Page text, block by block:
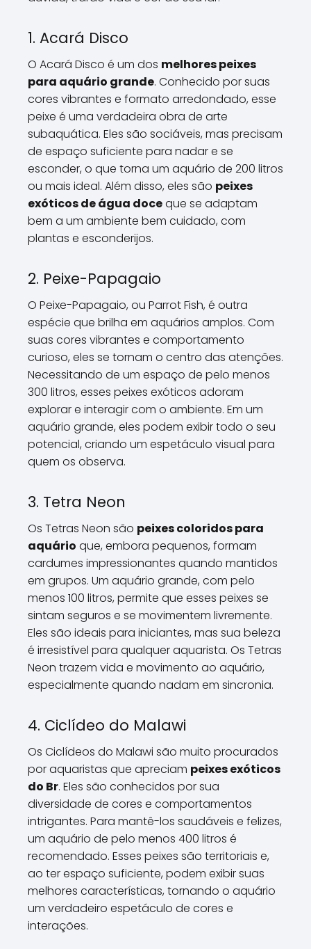
1. Acará Disco
O Acará Disco é um dos melhores peixes
para aquário grande. Conhecido por suas
cores vibrantes e formato arredondado, esse
peixe é uma verdadeira obra de arte
subaquática. Eles são sociáveis, mas precisam
de espaço suficiente para nadar e se
esconder, o que torna um aquário de 200 litros
ou mais ideal. Além disso, eles são peixes
exóticos de água doceque se adaptam
bem a um ambiente bem cuidado, com
plantas e esconderijos.
2. Peixe-Papagaio
O Peixe-Papagaio, ou Parrot Fish, é outra
espécie que brilha em aquários amplos. Com
suas cores vibrantes e comportamento
curioso, eles se tornam o centro das atenções.
Necessitando de um espaço de pelo menos
300 litros, esses peixes exóticos adoram
explorar e interagir com o ambiente. Em um
aquário grande, eles podem exibir todo o seu
potencial, criando um espetáculo visual para
quem os observa.
3. Tetra Neon
Os Tetras Neon são peixes coloridos para
aquário que, embora pequenos, formam
cardumes impressionantes quando mantidos
em grupos. Um aquário grande, com pelo
menos 100 litros, permite que esses peixes se
sintam seguros e se movimentem livremente.
Eles são ideais para iniciantes, mas sua beleza
é irresistível para qualquer aquarista. Os Tetras
Neon trazem vida e movimento ao aquário,
especialmente quando nadam em sincronia.
4. Ciclídeo do Malawi
Os Ciclídeos do Malawi são muito procurados
por aquaristas que apreciam peixes exóticos
do Br. Eles são conhecidos por sua
diversidade de cores e comportamentos
intrigantes. Para mantê-los saudáveis e felizes,
um aquário de pelo menos 400 litros é
recomendado. Esses peixes são territoriais e,
ao ter espaço suficiente, podem exibir suas
melhores características, tornando o aquário
um verdadeiro espetáculo de cores e
interações.